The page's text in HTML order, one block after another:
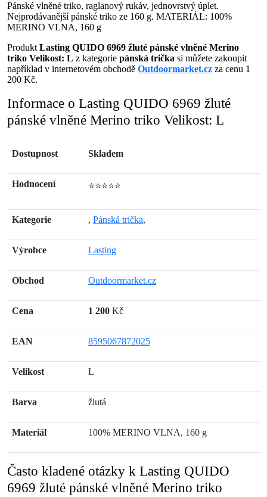
Pánské vlněné triko, raglanový rukáv, jednovrstvý úplet.
Nejprodávanější pánské triko ze 160 g. MATERIÁL: 100%
MERINO VLNA, 160 g
Produkt Lasting QUIDO 6969 žluté pánské vlněné Merino
triko Velikost: L z kategorie pánská trička si můžete zakoupit
například v internetovém obchodě Outdoormarket.cz za cenu 1
200 Kč.
Informace o Lasting QUIDO 6969 žluté
pánské vlněné Merino triko Velikost: L
Dostupnost Skladem
Hodnocení ⭐⭐⭐⭐⭐
Kategorie , Pánská trička,
Výrobce Lasting
Obchod Outdoormarket.cz
Cena 1 200 Kč
EAN 8595067872025
Velikost L
Barva žlutá
Materiál 100% MERINO VLNA, 160 g
Často kladené otázky k Lasting QUIDO
6969 žluté pánské vlněné Merino triko